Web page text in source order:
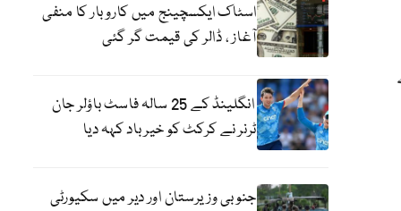
اسٹاک ایکسچینج میں کاروبار کا منفی
آغاز ، ڈالر کی قیمت گر گئی
انگلینڈ کے 25 سالہ فاسٹ باؤلر جان
ٹرنر نے کرکٹ کو خیر باد کہہ دیا
جنوبی وزیرستان اور دیر میں سکیورٹی